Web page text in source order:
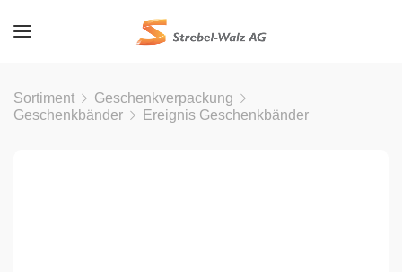
Sortiment
Geschenkverpackung
Geschenkbänder
Ereignis Geschenkbänder